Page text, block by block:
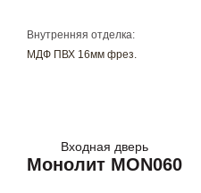
Внутренняя отделка:
МДФ ПВХ 16мм фрез.
Входная дверь
Монолит MON060